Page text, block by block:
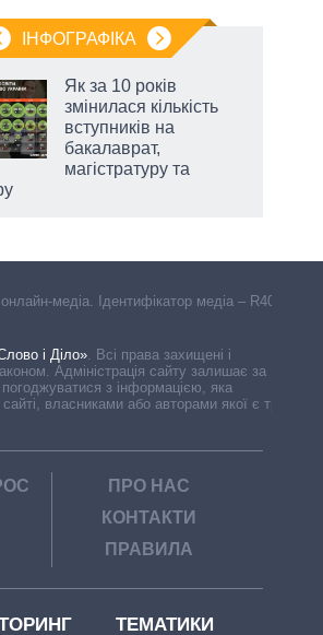
ІНФОГРАФІКА
Як за 10 років
змінилася кількість
вступників на
бакалаврат,
магістратуру та
медіа. Ідентифікатор медіа – R40-
і Діло». Всі права захищені і
Адміністрація сайту залишає за
з інформацією, яка
власниками або авторами якої є треті
ПРО НАС
КОНТАКТИ
ПРАВИЛА
ТЕМАТИКИ